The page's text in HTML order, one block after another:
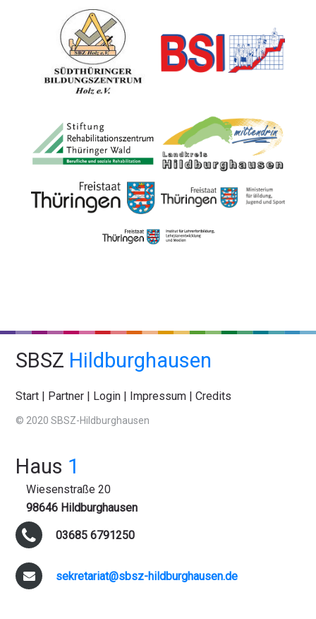
SBSZ Hildburghausen
Start | Partner | Login | Impressum |Credits
© 2020 SBSZ-Hildburghausen
Haus 1
Wiesenstraße 20
98646 Hildburghausen
03685 6791250
sekretariat@sbsz-hildburghausen.de